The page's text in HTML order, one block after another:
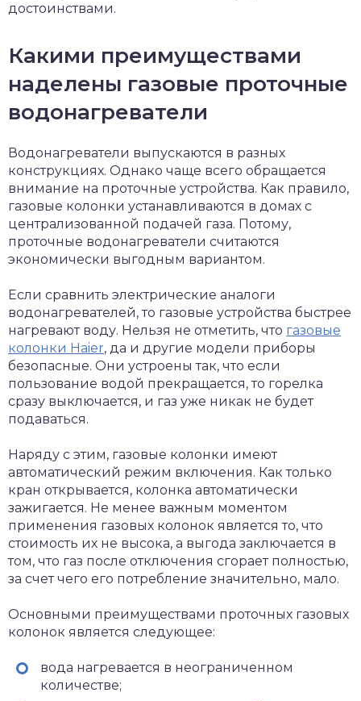
достоинствами.
Какими преимуществами
наделены газовые проточные
водонагреватели
Водонагреватели выпускаются в разных
конструкциях. Однако чаще всего обращается
внимание на проточные устройства. Как правило,
газовые колонки устанавливаются в домах с
централизованной подачей газа. Потому,
проточные водонагреватели считаются
экономически выгодным вариантом.
Если сравнить электрические аналоги
водонагревателей, то газовые устройства быстрее
нагревают воду. Нельзя не отметить, что газовые
колонки Haier, да и другие модели приборы
безопасные. Они устроены так, что если
пользование водой прекращается, то горелка
сразу выключается, и газ уже никак не будет
подаваться.
Наряду с этим, газовые колонки имеют
автоматический режим включения. Как только
кран открывается, колонка автоматически
зажигается. Не менее важным моментом
применения газовых колонок является то, что
стоимость их не высока, а выгода заключается в
том, что газ после отключения сгорает полностью,
за счет чего его потребление значительно, мало.
Основными преимуществами проточных газовых
колонок является следующее:
вода нагревается в неограниченном
количестве;